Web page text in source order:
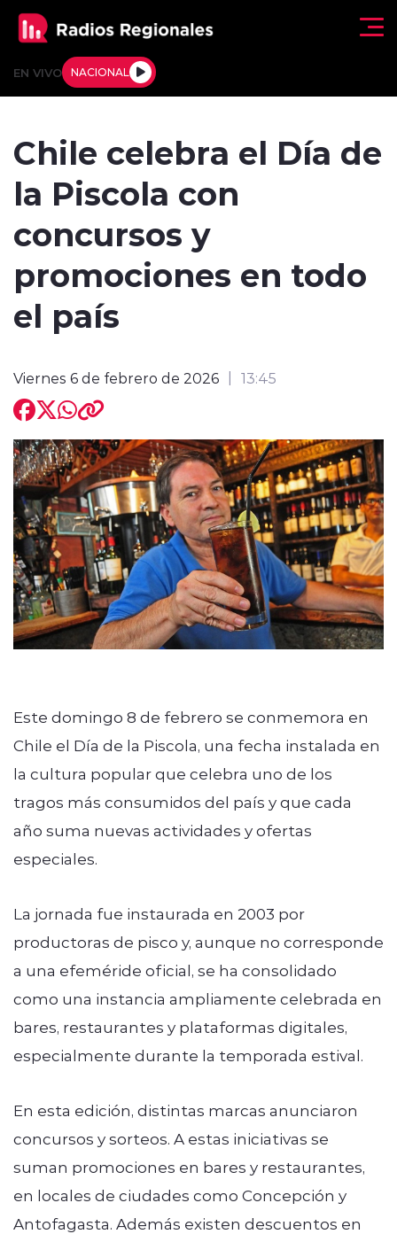
EN VIVO NACIONAL
Internacional
Entrevistas
modo claro
Chile celebra el Día de
la Piscola con
concursos y
promociones en todo
el país
Viernes 6 de febrero de 2026 13:45
Este domingo 8 de febrero se conmemora en
Chile el Día de la Piscola, una fecha instalada en
la cultura popular que celebra uno de los
tragos más consumidos del país y que cada
año suma nuevas actividades y ofertas
especiales.
La jornada fue instaurada en 2003 por
productoras de pisco y, aunque no corresponde
a una efeméride oficial, se ha consolidado
como una instancia ampliamente celebrada en
bares, restaurantes y plataformas digitales,
especialmente durante la temporada estival.
En esta edición, distintas marcas anunciaron
concursos y sorteos. A estas iniciativas se
suman promociones en bares y restaurantes,
en locales de ciudades como Concepción y
Antofagasta. Además existen descuentos en